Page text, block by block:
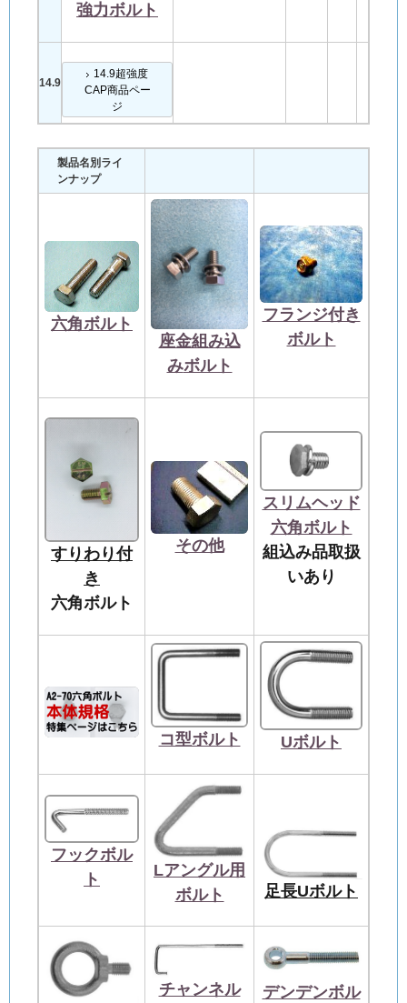
強力ボルト
14.9
14.9超強度
CAP商品ペー
ジ
製品名別ライ
ンナップ
六角ボルト
座金組み込
みボルト
フランジ付き
ボルト
すりわり付
き
六角ボルト
その他
スリムヘッド
六角ボルト
組込み品取扱
いあり
コ型ボルト Uボルト
フックボル
ト
Lアングル用
ボルト
足長Uボルト
チャンネル
デンデンボル